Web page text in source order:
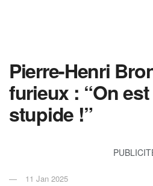
Pierre-Henri
furieux : “On
stupide !”
11 Jan 2025